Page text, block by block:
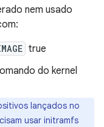
nem usado
true
do kernel
lançados no
usar initramfs